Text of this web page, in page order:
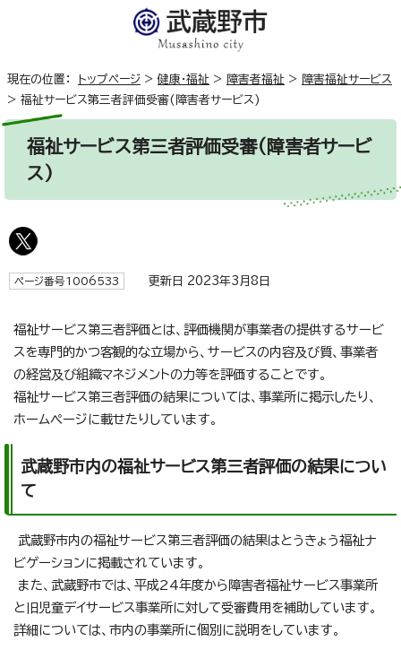
現在の位置： トップページ > 健康・福祉 > 障害者福祉 > 障害福祉サービス
> 福祉サービス第三者評価受審(障害者サービス)
福祉サービス第三者評価受審(障害者サービ
ス)
ページ番号1006533 更新日 2023年3月8日
福祉サービス第三者評価とは、評価機関が事業者の提供するサービ
スを専門的かつ客観的な立場から、サービスの内容及び質、事業者
の経営及び組織マネジメントの力等を評価することです。
福祉サービス第三者評価の結果については、事業所に掲示したり、
ホームページに載せたりしています。
武蔵野市内の福祉サービス第三者評価の結果につい
て
武蔵野市内の福祉サービス第三者評価の結果はとうきょう福祉ナ
ビゲーションに掲載されています。
また、武蔵野市では、平成24年度から障害者福祉サービス事業所
と旧児童デイサービス事業所に対して受審費用を補助しています。
詳細については、市内の事業所に個別に説明をしています。